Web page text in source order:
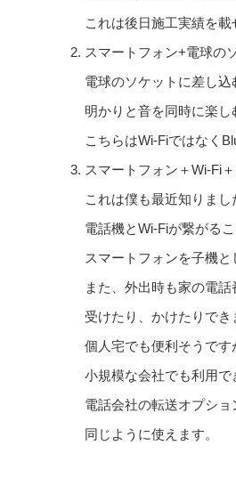
これは後日施工実績を載
スマートフォン+電球の
電球のソケットに差し込
明かりと音を同時に楽し
こちらはWi-Fiではなく
スマートフォン＋Wi-Fi
これは僕も最近知りまし
電話機とWi-Fiが繋がるこ
スマートフォンを子機と
また、外出時も家の電話
受けたり、かけたりでき
個人宅でも便利そうです
小規模な会社でも利用で
電話会社の転送オプショ
同じように使えます。